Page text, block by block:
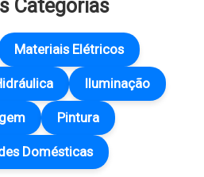
Categorias
Materiais Elétricos
Iluminação
Pintura
Domésticas